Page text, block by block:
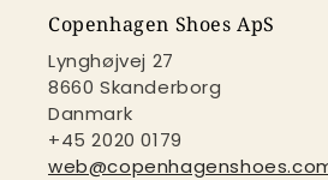
Copenhagen Shoes ApS
Lynghøjvej 27
8660 Skanderborg
Danmark
+45 2020 0179